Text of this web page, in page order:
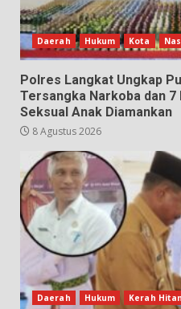
Daerah Hukum Kota
Polres Langkat Ungkap
Tersangka Narkoba dan
Seksual Anak Diamankan
8 Agustus 2026
Daerah Hukum Kerah